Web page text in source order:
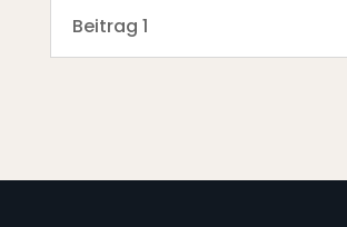
Beitrag 1